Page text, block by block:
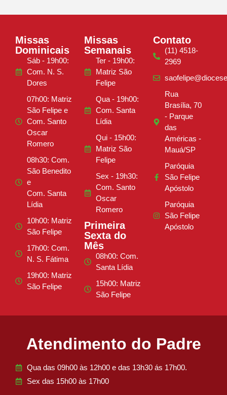
Missas
Dominicais
Sáb - 19h00:
Com. N. S.
Dores
07h00: Matriz
São Felipe e
Com. Santo
Oscar
Romero
08h30: Com.
São Benedito
e
Com. Santa
Lídia
10h00: Matriz
São Felipe
17h00: Com.
N. S. Fátima
19h00: Matriz
São Felipe
Missas
Semanais
Ter - 19h00:
Matriz São
Felipe
Qua - 19h00:
Com. Santa
Lídia
Qui - 15h00:
Matriz São
Felipe
Sex - 19h30:
Com. Santo
Oscar
Romero
Primeira
Sexta do
Mês
08h00: Com.
Santa Lídia
15h00: Matriz
São Felipe
Contato
(11) 4518-
2969
Rua
Brasília, 70
- Parque
das
Américas -
Mauá/SP
Paróquia
São Felipe
Apóstolo
Paróquia
São Felipe
Apóstolo
Atendimento do Padre
Qua das 09h00 às 12h00 e das 13h30 ás 17h00.
Sex das 15h00 às 17h00